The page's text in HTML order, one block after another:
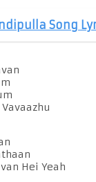
Song
Hei Yeah